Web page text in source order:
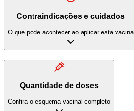
Contraindicações e cuidados
O que pode acontecer ao aplicar esta vacina
Quantidade de doses
Confira o esquema vacinal completo